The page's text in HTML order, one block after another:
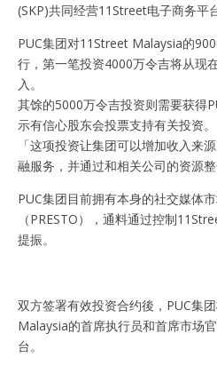
(SKP)共同经营11Street电子商务平台
PUC集团对11Street Malaysia的
行，第一笔投资4000万令吉将从现
入。
其馀的5000万令吉投资则需要获得
示有信心股东会投票支持有关投资。
「这项投资让集团可以增加收入来
融服务，并通过和相关公司的资源
PUC集团目前拥有本身的社交媒体
（PRESTO），通料通过控制
提振。
双方签署有效投资合约後，PUC集
Malaysia的首席执行员和首席市场
台。